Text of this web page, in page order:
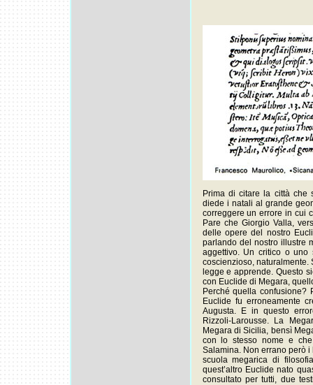
Prima di citare la città che
diede i natali al grande
correggere un errore in cui
Pare che Giorgio Valla,
delle opere del nostro
parlando del nostro illustre
aggettivo. Un critico o
coscienzioso, naturalmente.
legge e apprende. Questo
con Euclide di Megara,
Perché quella
Euclide fu erroneamente
Augusta. E in questo
Rizzoli-Larousse. La
Megara di Sicilia, bensì
con lo stesso nome e
Salamina. Non errano però
scuola megarica di
quest’altro Euclide nato
consultato per tutti, due